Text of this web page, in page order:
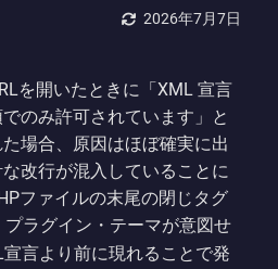
2026年7月7日
を開いたときに「XML 宣言
のみ許可されています」と
場合、原因はほぼ確実に出
改行が混入していることに
ファイルの末尾の閉じタグ
ラグイン・テーマが意図せ
言より前に現れることで発